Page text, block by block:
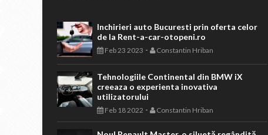
Inchirieri auto Bucuresti prin oferta celor
de la Rent-a-car-otopeni.ro
Feb 23 2023 - Constantin Hriban
Tehnologiile Continental din BMW iX
creeaza o experienta inovativa
utilizatorului
Feb 18 2022 - Constantin Hriban